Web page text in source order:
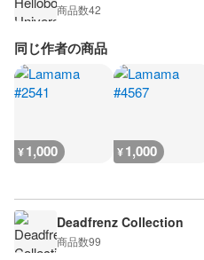
商品数42
同じ作者の商品
¥1,000 ¥1,000
Deadfrenz Collection
商品数99